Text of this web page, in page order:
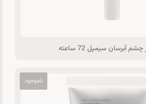
آبرسان سیمپل 72 ساعته